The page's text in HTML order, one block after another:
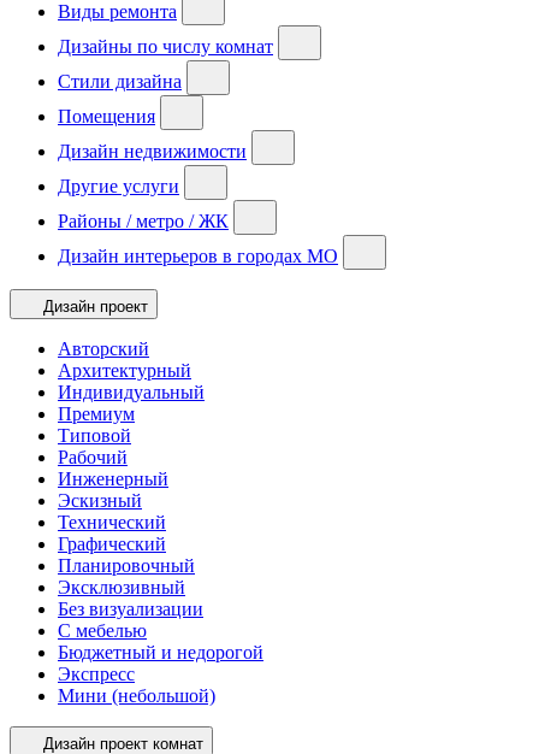
Виды ремонта
Дизайны по числу комнат
Стили дизайна
Помещения
Дизайн недвижимости
Другие услуги
Районы / метро / ЖК
Дизайн интерьеров в городах МО
Дизайн проект
Авторский
Архитектурный
Индивидуальный
Премиум
Типовой
Рабочий
Инженерный
Эскизный
Технический
Графический
Планировочный
Эксклюзивный
Без визуализации
С мебелью
Бюджетный и недорогой
Экспресс
Мини (небольшой)
Дизайн проект комнат